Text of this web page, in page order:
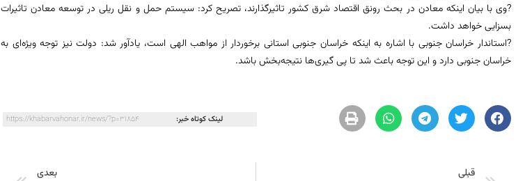
?وی با بیان اینکه معادن در بحث رونق اقتصاد شرق کشور تاثیرگذارند، تصریح کرد: سیستم حمل و نقل ریلی در توسعه معادن تاثیرات
بسزایی خواهد داشت.
?استاندار خراسان جنوبی با اشاره به اینکه خراسان جنوبی استانی برخوردار از مواهب الهی است، یادآور شد: دولت نیز توجه ویژه‌ای به
خراسان جنوبی دارد و این توجه باعث شد تا پی گیری‌ها نتیجه‌بخش باشد.
لینک کوتاه خبر: https://khabarvahonar.ir/news/?p=31854
قبلی بعدی